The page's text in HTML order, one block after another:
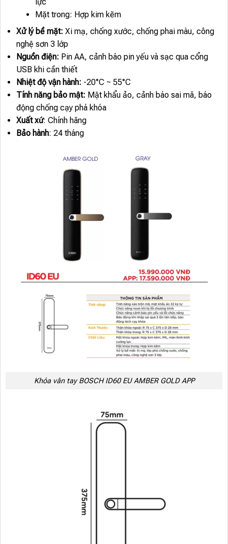
Mặt trong: Hợp kim kẽm
Xử lý bề mặt: Xi mạ, chống xước, chống phai màu, công
nghệ sơn 3 lớp
Nguồn điện: Pin AA, cảnh báo pin yếu và sạc qua cổng
USB khi cần thiết
Nhiệt độ vận hành: -20°C ~ 55°C
Tính năng bảo mật: Mật khẩu ảo, cảnh báo sai mã, báo
động chống cạy phá khóa
Xuất xứ: Chính hãng
Bảo hành: 24 tháng
Khóa vân tay BOSCH ID60 EU AMBER GOLD APP